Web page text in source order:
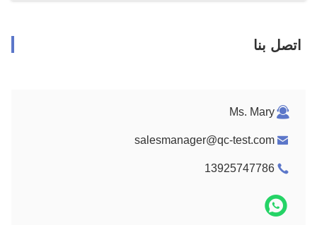
اتصل بنا
Ms. Mary
salesmanager@qc-test.com
13925747786